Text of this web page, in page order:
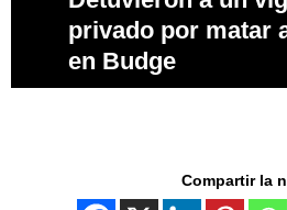
privado por matar
en Budge
Compartir la